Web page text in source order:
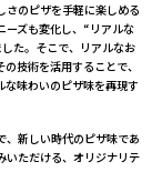
さのピザを手軽に楽しめる
ーズも変化し、“リアルな
た。そこで、リアルなお
技術を活用することで、
味わいのピザ味を再現す
、新しい時代のピザ味であ
いただける、オリジナリテ